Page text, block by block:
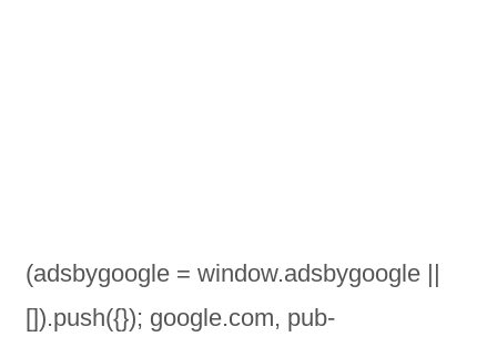
(adsbygoogle = window.adsbygoogle ||
[]).push({}); google.com, pub-